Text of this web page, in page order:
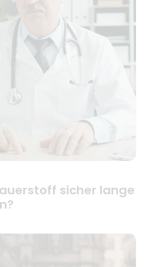
sicher lange